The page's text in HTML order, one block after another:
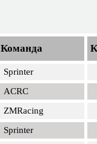
Команда
Sprinter
ACRC
ZMRacing
Sprinter